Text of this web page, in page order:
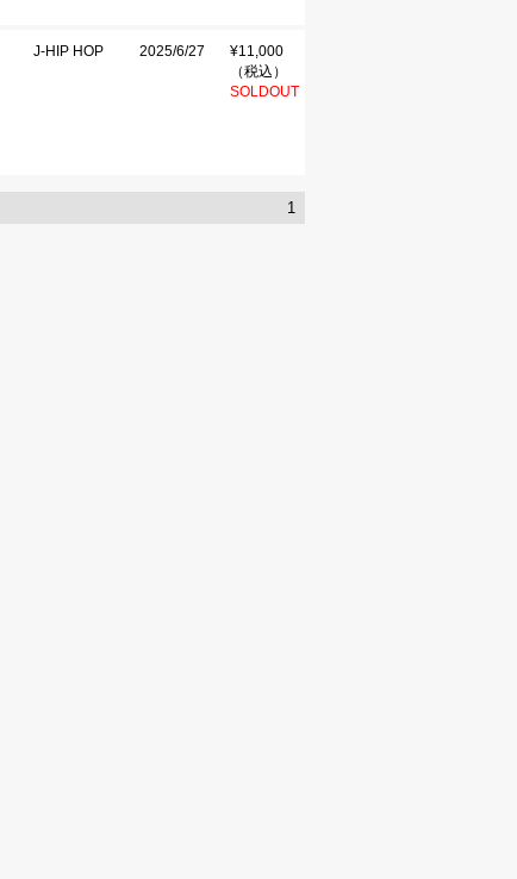
J-HIP HOP 2025/6/27
¥11,000
（税込）
SOLDOUT
1